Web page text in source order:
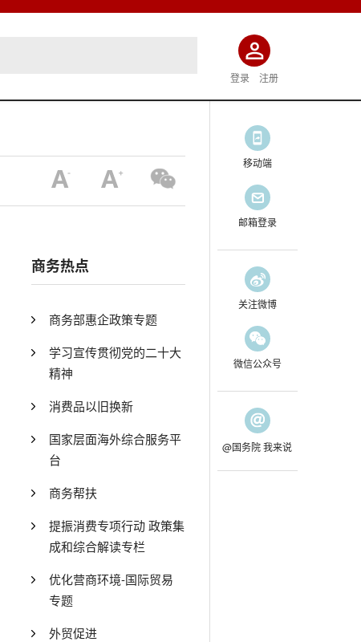
登录 注册
商务热点
商务部惠企政策专题
学习宣传贯彻党的二十大
精神
消费品以旧换新
国家层面海外综合服务平
台
商务帮扶
提振消费专项行动 政策集
成和综合解读专栏
优化营商环境-国际贸易
专题
外贸促进
移动端
邮箱登录
关注微博
微信公众号
@国务院 我来说